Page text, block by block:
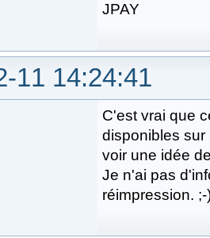
JPAY
11 14:24:41
C'est vrai que
disponibles sur
voir une idée
Je n'ai pas
réimpression. ;-